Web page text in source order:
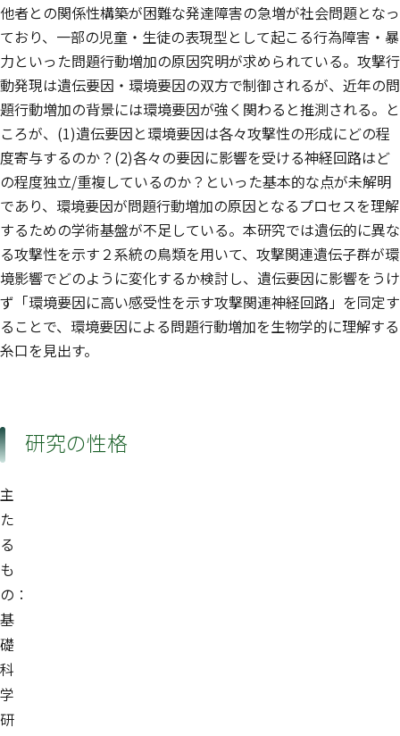
他者との関係性構築が困難な発達障害の急増が社会問題となっ
ており、一部の児童・生徒の表現型として起こる行為障害・暴
力といった問題行動増加の原因究明が求められている。攻撃行
動発現は遺伝要因・環境要因の双方で制御されるが、近年の問
題行動増加の背景には環境要因が強く関わると推測される。と
ころが、(1)遺伝要因と環境要因は各々攻撃性の形成にどの程
度寄与するのか？(2)各々の要因に影響を受ける神経回路はど
の程度独立/重複しているのか？といった基本的な点が未解明
であり、環境要因が問題行動増加の原因となるプロセスを理解
するための学術基盤が不足している。本研究では遺伝的に異な
る攻撃性を示す２系統の鳥類を用いて、攻撃関連遺伝子群が環
境影響でどのように変化するか検討し、遺伝要因に影響をうけ
ず「環境要因に高い感受性を示す攻撃関連神経回路」を同定す
ることで、環境要因による問題行動増加を生物学的に理解する
糸口を見出す。
研究の性格
主
た
る
も
の：
基
礎
科
学
研